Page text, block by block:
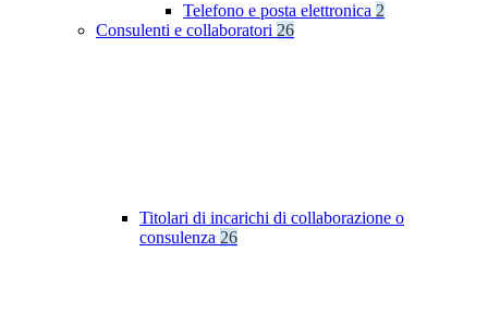
Telefono e posta elettronica 2
Consulenti e collaboratori 26
Titolari di incarichi di collaborazione o
consulenza 26